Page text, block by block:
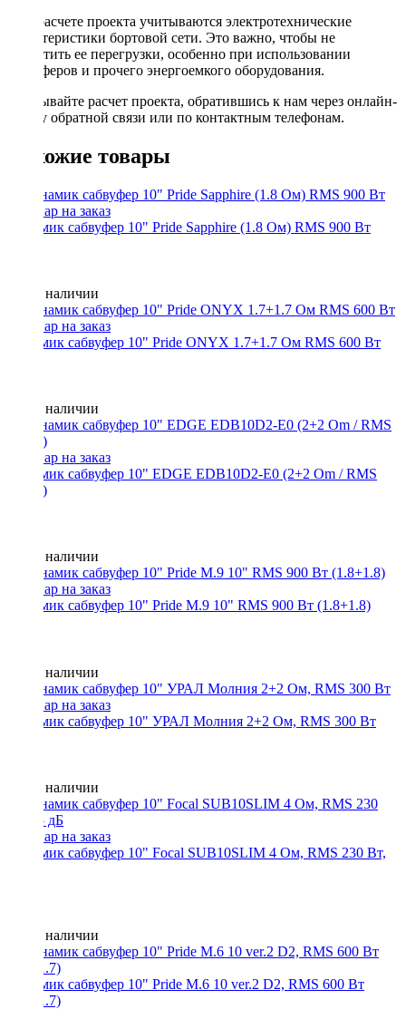
При расчете проекта учитываются электротехнические
характеристики бортовой сети. Это важно, чтобы не
допустить ее перегрузки, особенно при использовании
сабвуферов и прочего энергоемкого оборудования.
Заказывайте расчет проекта, обратившись к нам через онлайн-
форму обратной связи или по контактным телефонам.
Похожие товары
Динамик сабвуфер 10" Pride Sapphire (1.8 Ом) RMS 900 Вт
Нет в наличии
Динамик сабвуфер 10" Pride ONYX 1.7+1.7 Ом RMS 600 Вт
Нет в наличии
Динамик сабвуфер 10" EDGE EDB10D2-E0 (2+2 Om / RMS
500W)
Нет в наличии
Динамик сабвуфер 10" Pride M.9 10" RMS 900 Вт (1.8+1.8)
Нет в наличии
Динамик сабвуфер 10" УРАЛ Молния 2+2 Ом, RMS 300 Вт
Нет в наличии
Динамик сабвуфер 10" Focal SUB10SLIM 4 Ом, RMS 230 Вт,
Нет в наличии
Динамик сабвуфер 10" Pride M.6 10 ver.2 D2, RMS 600 Вт
(1.7+1.7)